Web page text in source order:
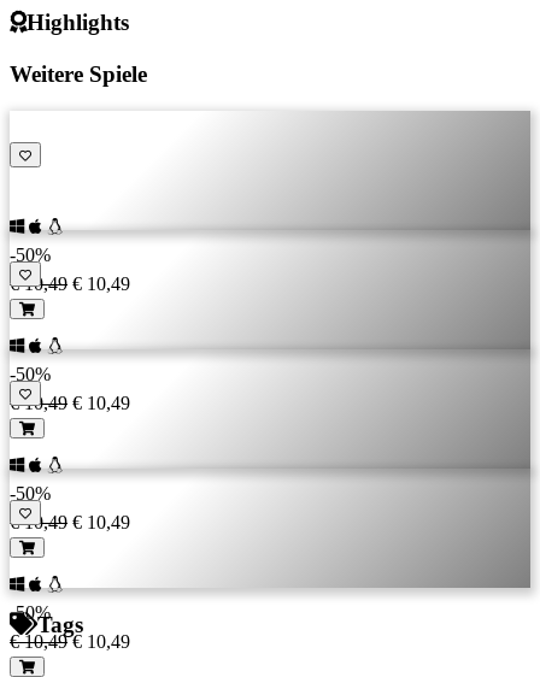
Highlights
Weitere Spiele
-50%
€ 10,49 € 10,49
-50%
€ 10,49 € 10,49
-50%
€ 10,49 € 10,49
-50%
€ 10,49 € 10,49
Tags